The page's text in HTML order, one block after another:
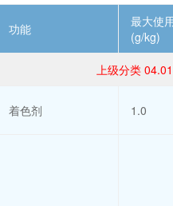
功能
最大使
(g/kg)
上级分类
着色剂 1.0